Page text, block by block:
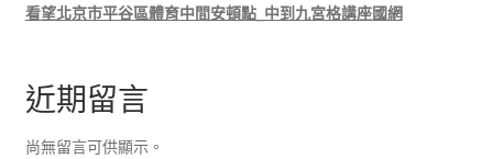
看望北京市平谷區體育中間安頓點_中到九宮格講座國網
近期留言
尚無留言可供顯示。